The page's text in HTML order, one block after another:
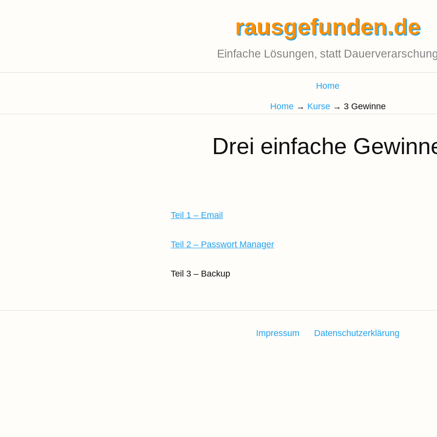
rausgefunden.de
Einfache Lösungen, statt
Home
Home → Kurse → 3 Gewinne
Drei einfache
Teil 1 – Email
Teil 2 – Passwort Manager
Teil 3 – Backup
Impressum Datenschutzerklärung